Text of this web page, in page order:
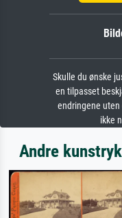
Skulle du ønske
en tilpasset
endringene uten
ikke
Andre